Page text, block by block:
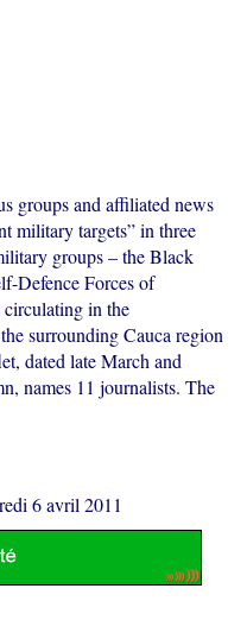
groups and affiliated news
military targets” in three
groups – the Black
Defence Forces of
in the
surrounding Cauca region
dated late March and
names 11 journalists. The
6 avril 2011